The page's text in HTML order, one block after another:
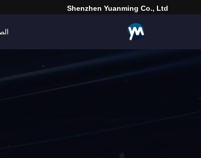
Shenzhen Yuanming Co., Ltd